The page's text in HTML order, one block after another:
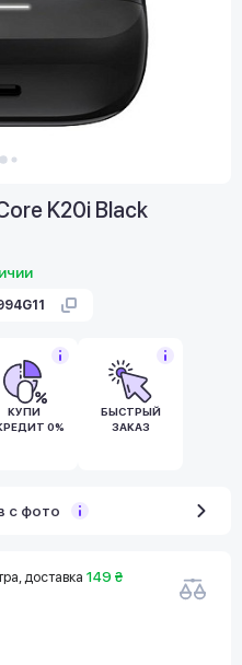
K20i Black
КУПИ
0%
БЫСТРЫЙ
ЗАКАЗ
с фото
доставка 149 ₴